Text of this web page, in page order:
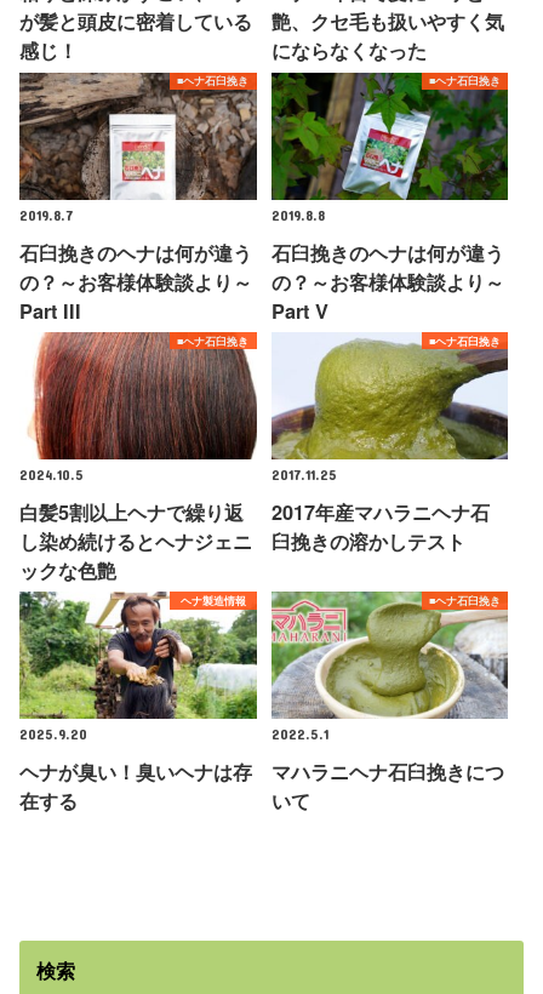
が髪と頭皮に密着している
感じ！
艶、クセ毛も扱いやすく気
にならなくなった
■ヘナ石臼挽き
2019.8.7
石臼挽きのヘナは何が違う
の？～お客様体験談より～
Part III
■ヘナ石臼挽き
2019.8.8
石臼挽きのヘナは何が違う
の？～お客様体験談より～
Part V
■ヘナ石臼挽き
2024.10.5
白髪5割以上ヘナで繰り返
し染め続けるとヘナジェニ
ックな色艶
■ヘナ石臼挽き
2017.11.25
2017年産マハラニヘナ石
臼挽きの溶かしテスト
ヘナ製造情報
2025.9.20
ヘナが臭い！臭いヘナは存
在する
■ヘナ石臼挽き
2022.5.1
マハラニヘナ石臼挽きにつ
いて
検索